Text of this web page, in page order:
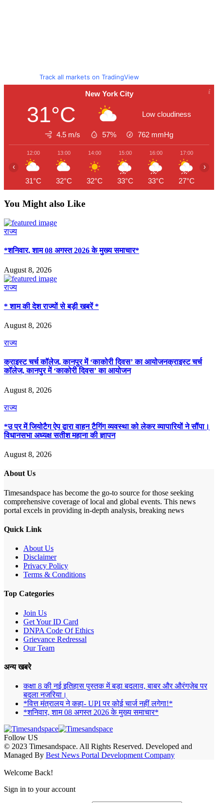
Track all markets on TradingView
New York City
31°C Low cloudiness
4.5 m/s 57% 762 mmHg
12:00
31°C
13:00
32°C
14:00
32°C
15:00
33°C
16:00
33°C
17:00
27°C
‹ ›
You Might also Like
राज्य
*शनिवार, शाम 08 अगस्त 2026 के मुख्य समाचार*
August 8, 2026
राज्य
* शाम की देश राज्यों से बड़ी खबरें *
August 8, 2026
राज्य
क्राइस्ट चर्च कॉलेज, कानपुर में ‘काकोरी दिवस’ का आयोजनक्राइस्ट चर्च
कॉलेज, कानपुर में ‘काकोरी दिवस’ का आयोजन
August 8, 2026
राज्य
*उ प्र में जियोटैग ऐप द्वारा वाहन टैगिंग व्यवस्था को लेकर व्यापारियों ने सौंपा।
विधानसभा अध्यक्ष सतीश महाना की ज्ञापन
August 8, 2026
About Us
Timesandspace has become the go-to source for those seeking
comprehensive coverage of local and global events. This news
portal excels in providing in-depth analysis, breaking news
Quick Link
About Us
Disclaimer
Privacy Policy
Terms & Conditions
Top Categories
Join Us
Get Your ID Card
DNPA Code Of Ethics
Grievance Redressal
Our Team
अन्य खबरे
कक्षा 8 की नई इतिहास पुस्तक में बड़ा बदलाव, बाबर और औरंगज़ेब पर
बदला नजरिया।
*वित्त मंत्रालय ने कहा- UPI पर कोई चार्ज नहीं लगेगा!*
*शनिवार, शाम 08 अगस्त 2026 के मुख्य समाचार*
Follow US
© 2023 Timesandspace. All Rights Reserved. Developed and
Managed By Best News Portal Development Company
Welcome Back!
Sign in to your account